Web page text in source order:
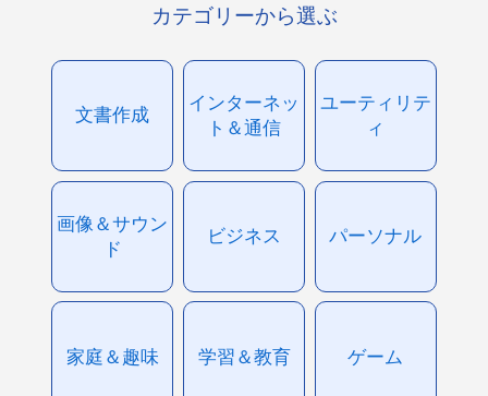
カテゴリーから選ぶ
文書作成
インターネッ
ト＆通信
ユーティリテ
ィ
画像＆サウン
ド
ビジネス パーソナル
家庭＆趣味 学習＆教育 ゲーム